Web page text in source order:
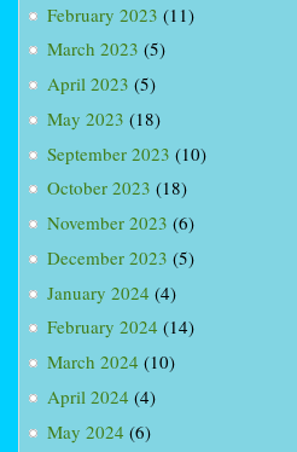
February 2023 (11)
March 2023 (5)
April 2023 (5)
May 2023 (18)
September 2023 (10)
October 2023 (18)
November 2023 (6)
December 2023 (5)
January 2024 (4)
February 2024 (14)
March 2024 (10)
April 2024 (4)
May 2024 (6)